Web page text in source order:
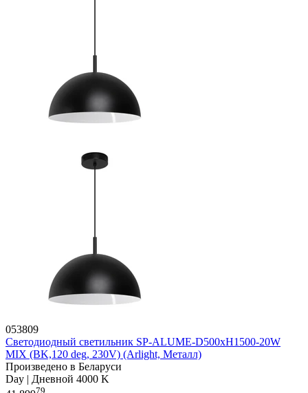
053809
Светодиодный светильник SP-ALUME-D500xH1500-20W
MIX (BK,120 deg, 230V) (Arlight, Металл)
Произведено в Беларуси
Day | Дневной 4000 K
79